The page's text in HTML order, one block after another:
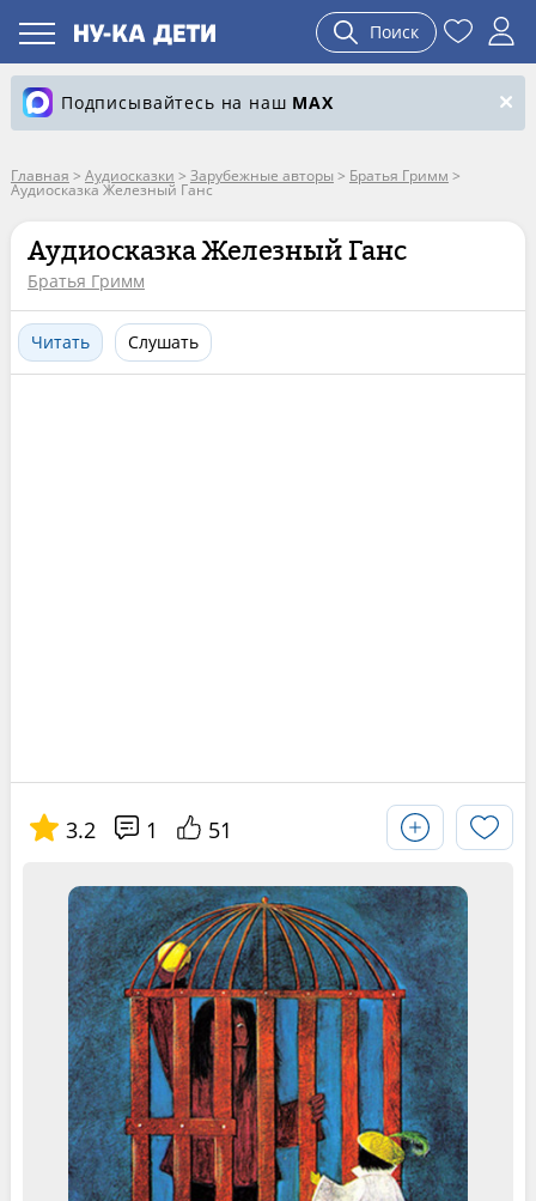
Поиск
Подписывайтесь на наш MAX
Главная > Аудиосказки > Зарубежные авторы > Братья Гримм >
Аудиосказка Железный Ганс
Аудиосказка Железный Ганс
Братья Гримм
Читать Слушать
3.2 1 51